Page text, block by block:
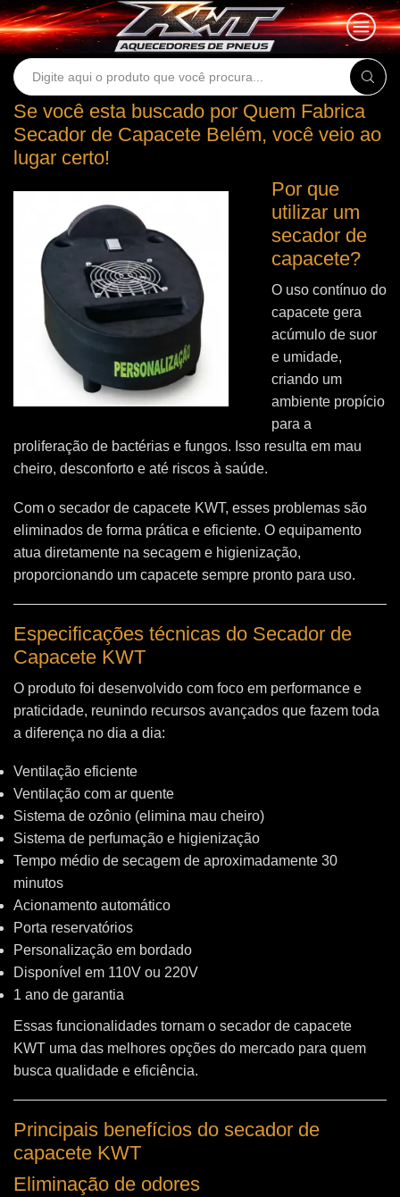
Search
Se você esta buscado por Quem Fabrica
Secador de Capacete Belém, você veio ao
lugar certo!
Por que
utilizar um
secador de
capacete?
O uso contínuo do
capacete gera
acúmulo de suor
e umidade,
criando um
ambiente propício
para a
proliferação de bactérias e fungos. Isso resulta em mau
cheiro, desconforto e até riscos à saúde.
Com o secador de capacete KWT, esses problemas são
eliminados de forma prática e eficiente. O equipamento
atua diretamente na secagem e higienização,
proporcionando um capacete sempre pronto para uso.
Especificações técnicas do Secador de
Capacete KWT
O produto foi desenvolvido com foco em performance e
praticidade, reunindo recursos avançados que fazem toda
a diferença no dia a dia:
Ventilação eficiente
Ventilação com ar quente
Sistema de ozônio (elimina mau cheiro)
Sistema de perfumação e higienização
Tempo médio de secagem de aproximadamente 30
minutos
Acionamento automático
Porta reservatórios
Personalização em bordado
Disponível em 110V ou 220V
1 ano de garantia
Essas funcionalidades tornam o secador de capacete
KWT uma das melhores opções do mercado para quem
busca qualidade e eficiência.
Principais benefícios do secador de
capacete KWT
Eliminação de odores